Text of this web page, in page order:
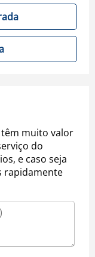
muito valor
do
e caso seja
rapidamente